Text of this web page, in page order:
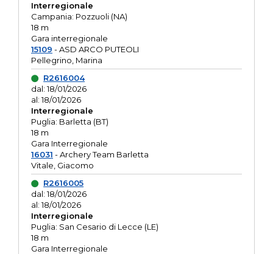
Interregionale
Campania: Pozzuoli (NA)
18 m
Gara interregionale
15109 - ASD ARCO PUTEOLI
Pellegrino, Marina
R2616004
dal: 18/01/2026
al: 18/01/2026
Interregionale
Puglia: Barletta (BT)
18 m
Gara Interregionale
16031 - Archery Team Barletta
Vitale, Giacomo
R2616005
dal: 18/01/2026
al: 18/01/2026
Interregionale
Puglia: San Cesario di Lecce (LE)
18 m
Gara Interregionale